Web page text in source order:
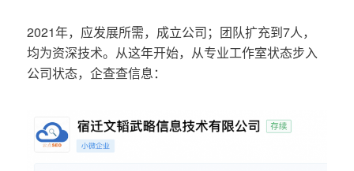
2021年，应发展所需，成立公司；团队扩充到7人，
均为资深技术。从这年开始，从专业工作室状态步入
公司状态，企查查信息：